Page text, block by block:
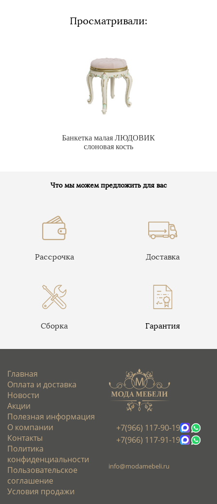
Просматривали:
Банкетка малая ЛЮДОВИК
слоновая кость
Что мы можем предложить для вас
Рассрочка Доставка
Сборка Гарантия
Главная
Оплата и доставка
Новости
Акции
Полезная информация
О компании
Контакты
Политика
конфиденциальности
Пользовательское
соглашение
Условия продажи
+7(966) 117-90-19
+7(966) 117-91-19
info@modamebeli.ru